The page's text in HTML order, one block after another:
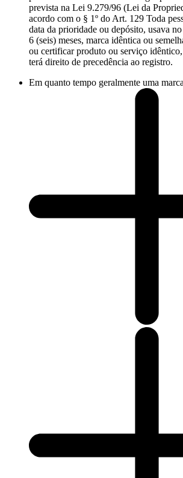
prevista na Lei 9.279/96 (Lei da
acordo com o § 1º do Art. 129 Toda
data da prioridade ou depósito, usava
6 (seis) meses, marca idêntica ou
ou certificar produto ou serviço
terá direito de precedência ao registro.
Em quanto tempo geralmente uma